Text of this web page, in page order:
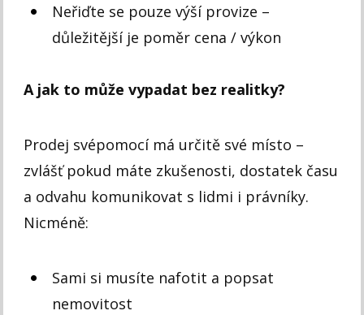
Neřiďte se pouze výší provize –
důležitější je poměr cena / výkon
A jak to může vypadat bez realitky?
Prodej svépomocí má určitě své místo –
zvlášť pokud máte zkušenosti, dostatek času
a odvahu komunikovat s lidmi i právníky.
Nicméně:
Sami si musíte nafotit a popsat
nemovitost